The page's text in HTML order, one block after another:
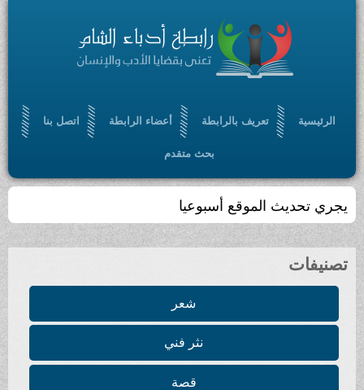
الرئيسية تعريف بالرابطة أعضاء الرابطة اتصل بنا
بحث متقدم
يجري تحديث الموقع أسبوعيا
تصنيفات
شعر
نثر فني
قصة